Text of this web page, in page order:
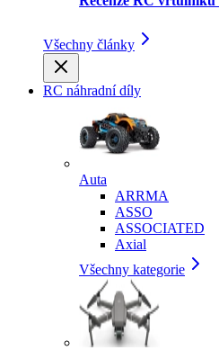
Všechny články
RC náhradní díly
Auta
ARRMA
ASSO
ASSOCIATED
Axial
Všechny kategorie